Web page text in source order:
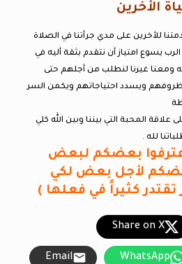
الأخرين
للأخرين على مدي جرأتنا في الصلاة
يسوع امتياز أن نتقدم بثقة أليه في
ومعنا غيرنا لنطلب من أجلهم حتى
ويسدد احتياجاتهم ويكمن السر
علاقة المحبة التي بيننا وبين الله كلي
لله .
5 : 16 ( اعترفوا بعضكم لبعض
لأجل بعض لكي
تقتدر كثيراً في فعلها )
Share on X
WhatsApp
Email